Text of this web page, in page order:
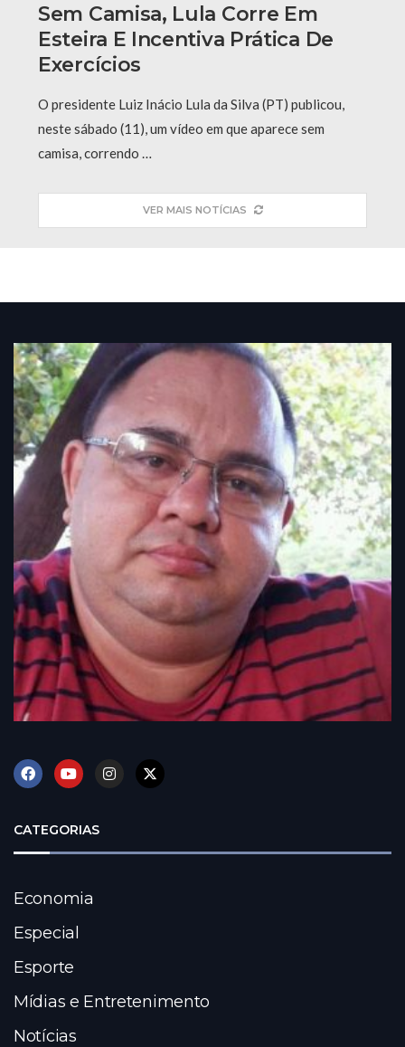
Sem Camisa, Lula Corre Em
Esteira E Incentiva Prática De
Exercícios
O presidente Luiz Inácio Lula da Silva (PT) publicou,
neste sábado (11), um vídeo em que aparece sem
camisa, correndo …
VER MAIS NOTÍCIAS
CATEGORIAS
Economia
Especial
Esporte
Mídias e Entretenimento
Notícias